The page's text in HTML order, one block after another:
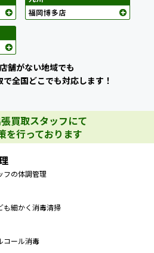
舗がない地域でも
全国どこでも対応します！
買取スタッフにて
を行っております
フの体調管理
も細かく消毒清掃
コール消毒